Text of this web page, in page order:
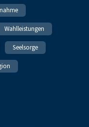
Wahlleistungen
Seelsorge